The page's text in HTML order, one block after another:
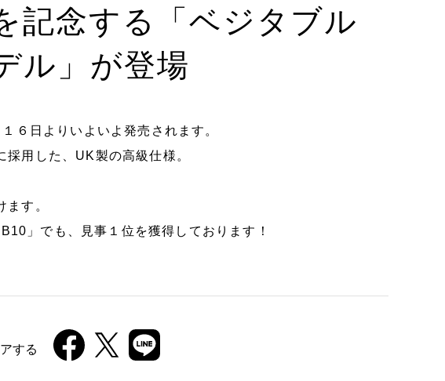
記念する「ベジタブル
ル」が登場
６日よりいよいよ発売されます。
用した、UK製の高級仕様。
す。
」でも、見事１位を獲得しております！
する